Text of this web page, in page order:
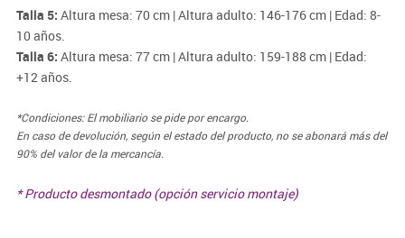
Talla 5: Altura mesa: 70 cm | Altura adulto: 146-176 cm | Edad: 8-
10 años.
Talla 6: Altura mesa: 77 cm | Altura adulto: 159-188 cm | Edad:
+12 años.
*Condiciones: El mobiliario se pide por encargo.
En caso de devolución, según el estado del producto, no se abonará más del
90% del valor de la mercancía.
* Producto desmontado (opción servicio montaje)